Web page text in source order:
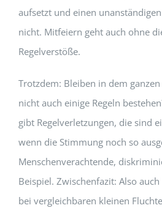
aufsetzt und einen
nicht. Mitfeiern geht auch ohne
Regelverstöße.
Trotzdem: Bleiben in dem
nicht auch einige Regeln
gibt Regelverletzungen, die sind
wenn die Stimmung noch so
Menschenverachtende,
Beispiel. Zwischenfazit: Also
bei vergleichbaren kleinen